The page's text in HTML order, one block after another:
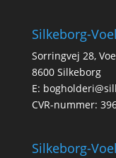
Silkeborg-
Sorringvej 28,
8600 Silkeborg
E:
CVR-nummer:
Silkeborg-